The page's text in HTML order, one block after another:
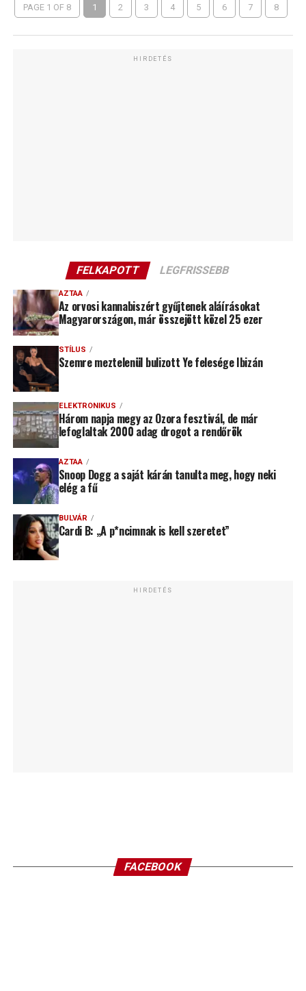
PAGE 1 OF 8 1 2 3 4 5 6 7 8
HIRDETÉS
FELKAPOTT LEGFRISSEBB
AZTAA
Az orvosi kannabiszért gyűjtenek aláírásokat
Magyarországon, már összejött közel 25 ezer
STÍLUS
Szemre meztelenül bulizott Ye felesége Ibizán
ELEKTRONIKUS
Három napja megy az Ozora fesztivál, de már
lefoglaltak 2000 adag drogot a rendőrök
AZTAA
Snoop Dogg a saját kárán tanulta meg, hogy neki
elég a fű
BULVÁR
Cardi B: „A p*ncimnak is kell szeretet”
HIRDETÉS
FACEBOOK